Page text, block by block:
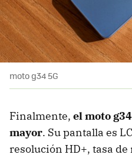
moto g34 5G
Finalmente, el moto
mayor. Su pantalla es
resolución HD+, tasa